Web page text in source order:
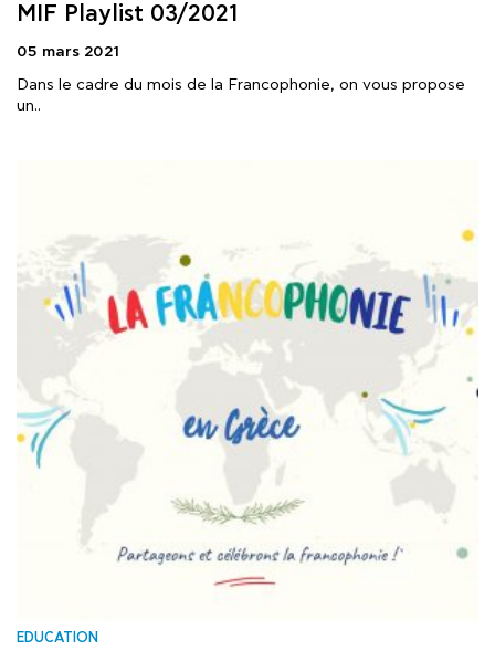
MIF Playlist 03/2021
05 mars 2021
Dans le cadre du mois de la Francophonie, on vous propose
un..
EDUCATION